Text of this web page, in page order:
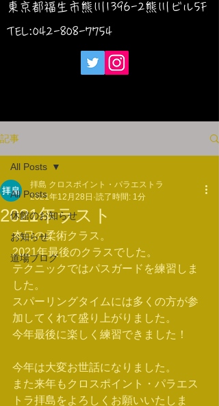
東京都福生市熊川1396-2熊川ビル5F
TEL:042-808-7754
記事
All Posts
休館のお知らせ
お知らせ
道場ブログ
All Posts
2021年ラスト
拝島 クロスポイント・パラエストラ
2021年12月28日 読了時間: 1分
本日の柔術クラス。
2021年最後のクラスでした。
テクニックではパスガードを練習しま
した。
スパーリングタイムには多くの方が参
加してくれて盛り上がりました。
今年最後に楽しく練習できました！
今年は大変お世話になりました。
また来年もクロスポイント・パラエス
トラ拝島をよろしくお願いいたしま